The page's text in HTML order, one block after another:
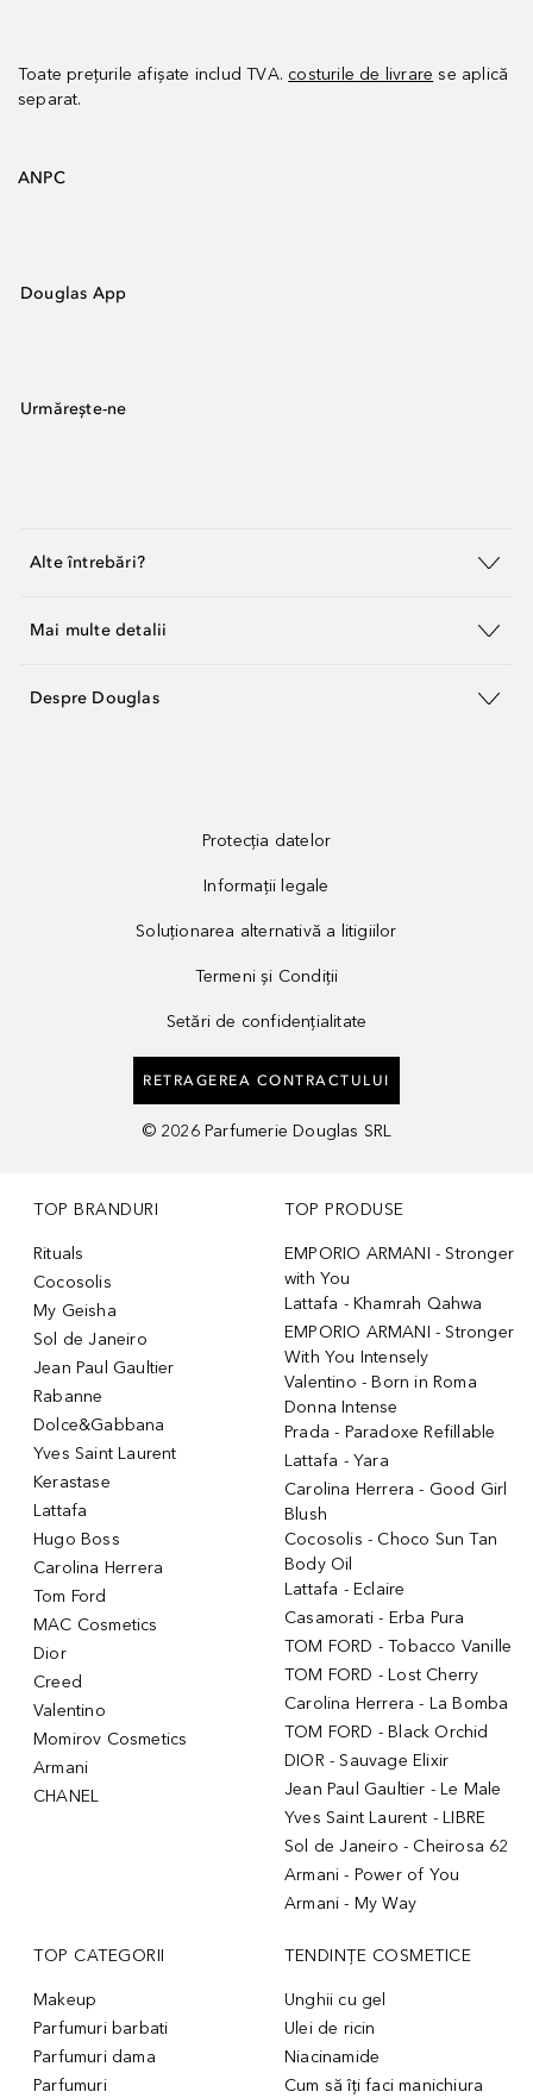
Toate prețurile afișate includ TVA. costurile de livrare se aplică
separat.
ANPC
Douglas App
Urmărește-ne
Alte întrebări?
Mai multe detalii
Despre Douglas
Protecția datelor
Informații legale
Soluționarea alternativă a litigiilor
Termeni și Condiții
Setări de confidențialitate
RETRAGEREA CONTRACTULUI
© 2026 Parfumerie Douglas SRL
TOP BRANDURI
Rituals
Cocosolis
My Geisha
Sol de Janeiro
Jean Paul Gaultier
Rabanne
Dolce&Gabbana
Yves Saint Laurent
Kerastase
Lattafa
Hugo Boss
Carolina Herrera
Tom Ford
MAC Cosmetics
Dior
Creed
Valentino
Momirov Cosmetics
Armani
CHANEL
TOP PRODUSE
EMPORIO ARMANI - Stronger
with You
Lattafa - Khamrah Qahwa
EMPORIO ARMANI - Stronger
With You Intensely
Valentino - Born in Roma
Donna Intense
Prada - Paradoxe Refillable
Lattafa - Yara
Carolina Herrera - Good Girl
Blush
Cocosolis - Choco Sun Tan
Body Oil
Lattafa - Eclaire
Casamorati - Erba Pura
TOM FORD - Tobacco Vanille
TOM FORD - Lost Cherry
Carolina Herrera - La Bomba
TOM FORD - Black Orchid
DIOR - Sauvage Elixir
Jean Paul Gaultier - Le Male
Yves Saint Laurent - LIBRE
Sol de Janeiro - Cheirosa 62
Armani - Power of You
Armani - My Way
TOP CATEGORII
Makeup
Parfumuri barbati
Parfumuri dama
Parfumuri
TENDINȚE COSMETICE
Unghii cu gel
Ulei de ricin
Niacinamide
Cum să îți faci manichiura